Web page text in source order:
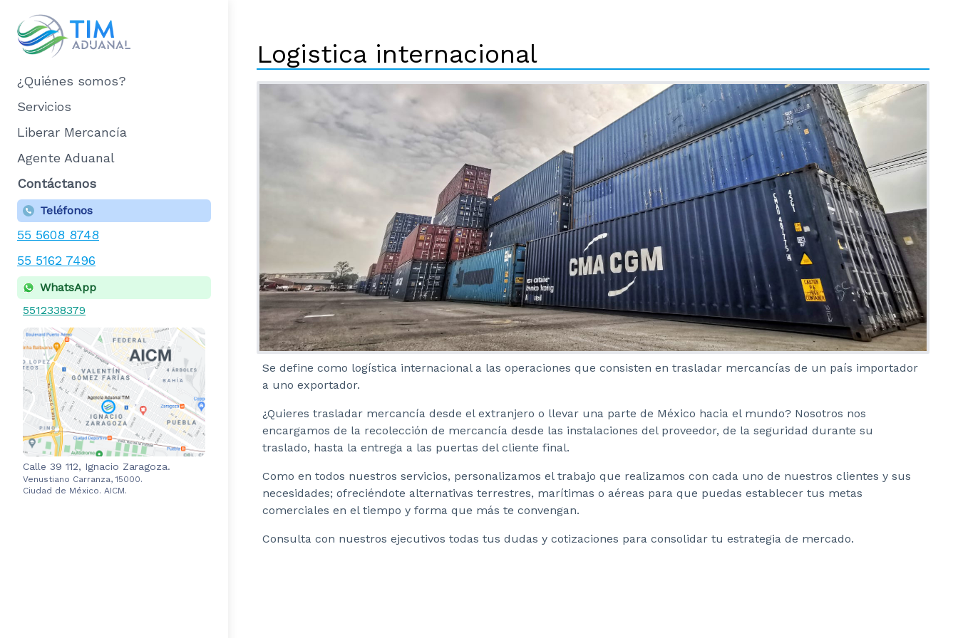
¿Quiénes somos?
Servicios
Liberar Mercancía
Agente Aduanal
Contáctanos
Teléfonos
55 5608 8748
55 5162 7496
WhatsApp
5512338379
Calle 39 112, Ignacio Zaragoza.
Venustiano Carranza, 15000.
Ciudad de México. AICM.
Logistica internacional
Se define como logística internacional a las operaciones que consisten en trasladar mercancías de un país importador
a uno exportador.
¿Quieres trasladar mercancía desde el extranjero o llevar una parte de México hacia el mundo? Nosotros nos
encargamos de la recolección de mercancía desde las instalaciones del proveedor, de la seguridad durante su
traslado, hasta la entrega a las puertas del cliente final.
Como en todos nuestros servicios, personalizamos el trabajo que realizamos con cada uno de nuestros clientes y sus
necesidades; ofreciéndote alternativas terrestres, marítimas o aéreas para que puedas establecer tus metas
comerciales en el tiempo y forma que más te convengan.
Consulta con nuestros ejecutivos todas tus dudas y cotizaciones para consolidar tu estrategia de mercado.